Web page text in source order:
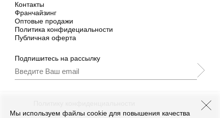
Контакты
Франчайзинг
Оптовые продажи
Политика конфидециальности
Публичная оферта
Подпишитесь на рассылку
промоакции.
Мы используем файлы cookie для повышения качества